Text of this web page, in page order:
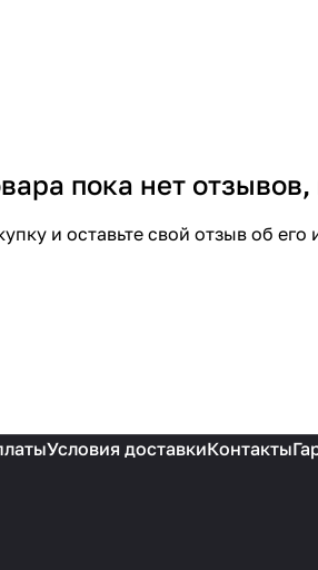
пока нет
и оставьте свой отзыв об его
Условия доставкиКонтакты